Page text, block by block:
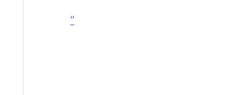
“